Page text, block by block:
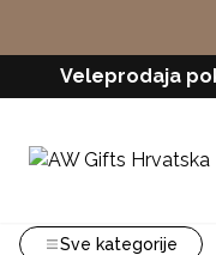
Veleprodaja
Sve kategorije